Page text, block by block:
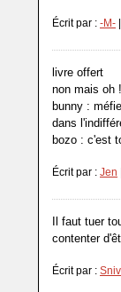
Écrit par : -M-
livre offert
non mais oh !
bunny :
dans
bozo : c'est
Écrit par : Jen
Il faut tuer
contenter
Écrit par :